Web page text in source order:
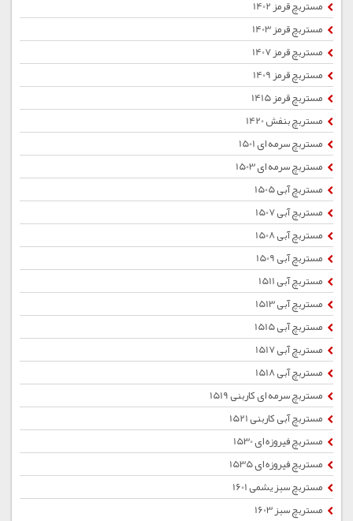
مستربچ قرمز 1402
مستربچ قرمز 1403
مستربچ قرمز 1407
مستربچ قرمز 1409
مستربچ قرمز 1415
مستربچ بنفش 1420
مستربچ سرمه ای 1501
مستربچ سرمه ای 1503
مستربچ آبی 1505
مستربچ آبی 1507
مستربچ آبی 1508
مستربچ آبی 1509
مستربچ آبی 1511
مستربچ آبی 1513
مستربچ آبی 1515
مستربچ آبی 1517
مستربچ آبی 1518
مستربچ سرمه ای کاربنی 1519
مستربچ آبی کاربنی 1521
مستربچ فیروزه ای 1530
مستربچ فیروزه ای 1535
مستربچ سبز یشمی 1601
مستربچ سبز 1603